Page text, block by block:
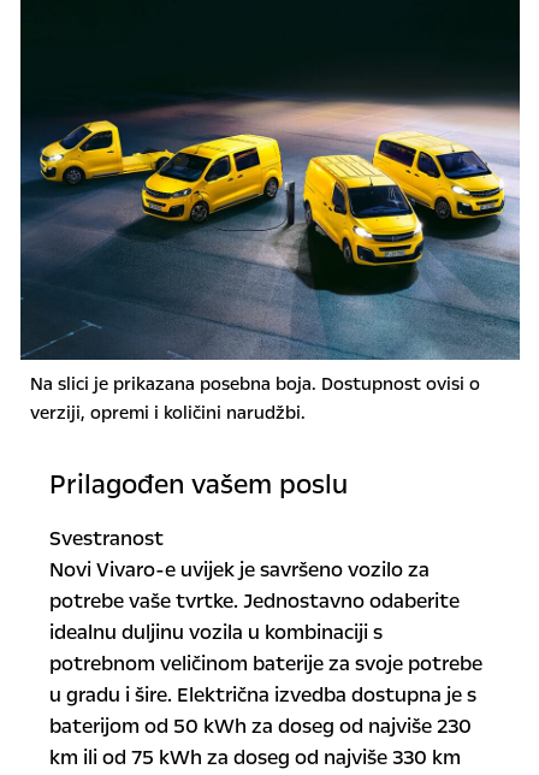
Na slici je prikazana posebna boja. Dostupnost ovisi o
verziji, opremi i količini narudžbi.
Prilagođen vašem poslu
Svestranost
Novi Vivaro-e uvijek je savršeno vozilo za
potrebe vaše tvrtke. Jednostavno odaberite
idealnu duljinu vozila u kombinaciji s
potrebnom veličinom baterije za svoje potrebe
u gradu i šire. Električna izvedba dostupna je s
baterijom od 50 kWh za doseg od najviše 230
km ili od 75 kWh za doseg od najviše 330 km